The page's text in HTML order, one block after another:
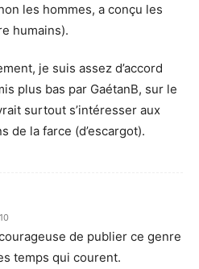
les hommes, a conçu les
humains).
je suis assez d’accord
plus bas par GaétanB, sur le
surtout s’intéresser aux
de la farce (d’escargot).
de publier ce genre
temps qui courent.